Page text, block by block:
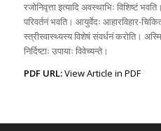
रजोनिवृत्ता इत्यादि अवस्थाभिः विशिष्टं
परिवर्तनं भवति। आयुर्वेदः आहारविहार-
स्त्रीस्वास्थ्यस्य विशेषं संवर्धनं करोति।
निर्दिष्टाः उपायाः विवेच्यन्ते।
PDF URL:View Article in PDF